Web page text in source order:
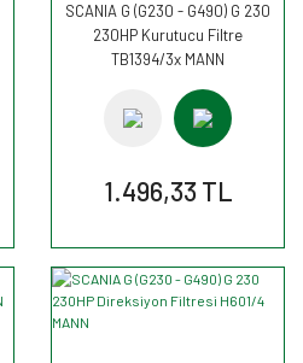
SCANIA G (G230 - G490) G 230
230HP Kurutucu Filtre
TB1394/3x MANN
1.496,33 TL